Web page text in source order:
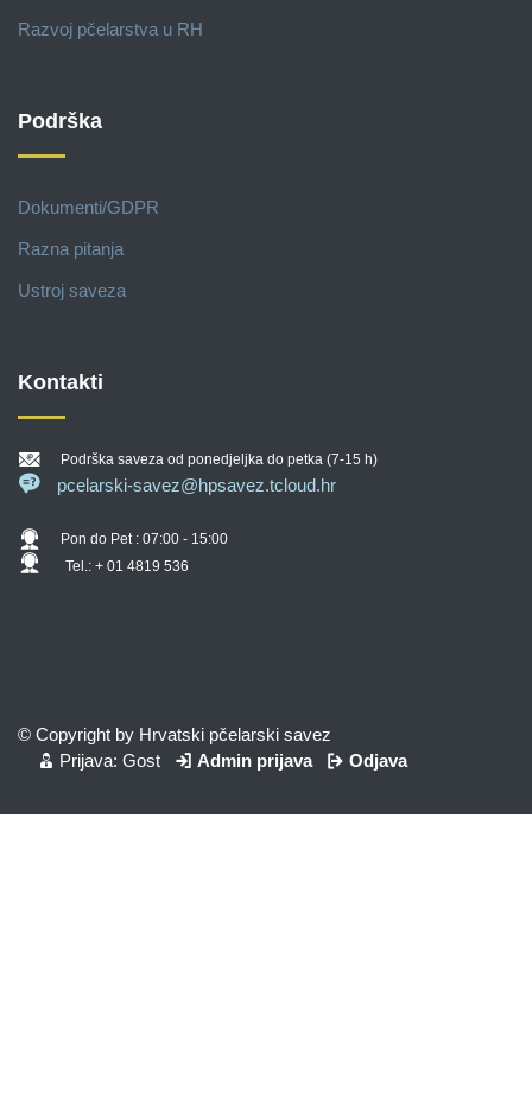
Razvoj pčelarstva u RH
Podrška
Dokumenti/GDPR
Razna pitanja
Ustroj saveza
Kontakti
Podrška saveza od ponedjeljka do petka (7-15 h)
pcelarski-savez@hpsavez.tcloud.hr
Pon do Pet : 07:00 - 15:00
Tel.: + 01 4819 536
© Copyright by Hrvatski pčelarski savez
Prijava: Gost
Admin prijava Odjava